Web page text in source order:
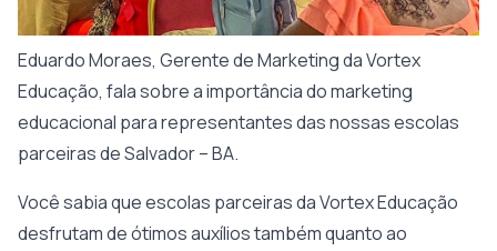
Eduardo Moraes, Gerente de Marketing da Vortex
Educação, fala sobre a importância do marketing
educacional para representantes das nossas escolas
parceiras de Salvador – BA.
Você sabia que escolas parceiras da Vortex Educação
desfrutam de ótimos auxílios também quanto ao